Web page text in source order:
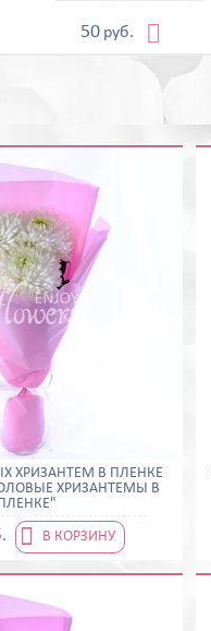
50 руб. 
ХРИЗАНТЕМ В ПЛЕНКЕ
ХРИЗАНТЕМЫ В
ПЛЕНКЕ"
 В КОРЗИНУ